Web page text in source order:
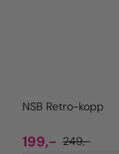
NSB Retro-kopp
199,- 249,-